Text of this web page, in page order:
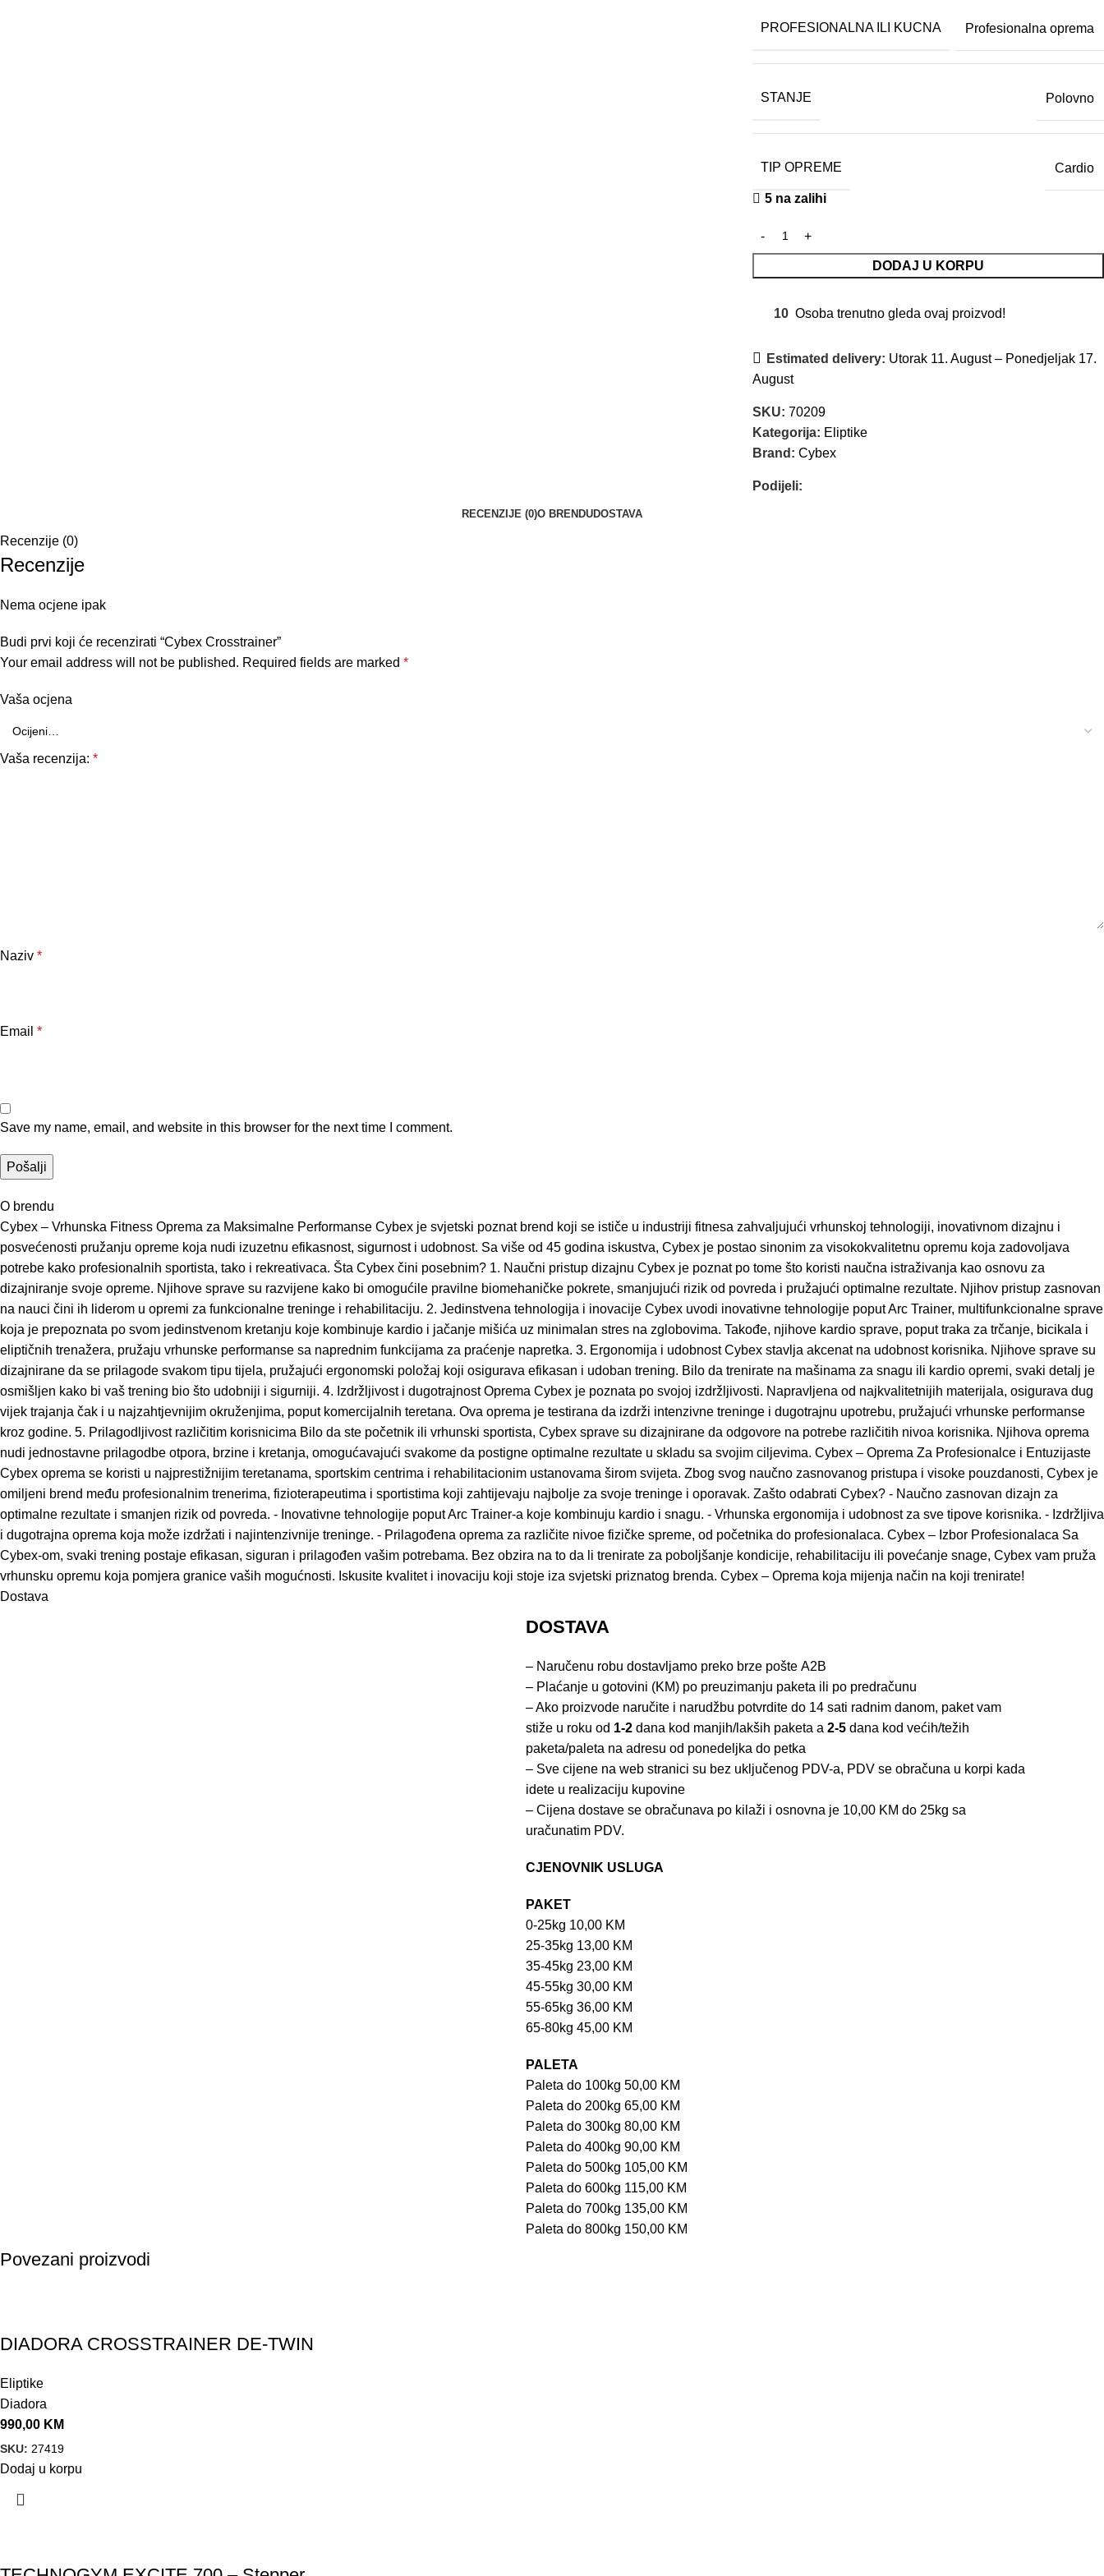
PROFESIONALNA ILI KUCNA Profesionalna oprema
STANJE Polovno
TIP OPREME Cardio
5 na zalihi
DODAJ U KORPU
10 Osoba trenutno gleda ovaj proizvod!
Estimated delivery: Utorak 11. August – Ponedjeljak 17.
August
SKU: 70209
Kategorija: Eliptike
Brand: Cybex
Podijeli:
RECENZIJE (0)O BRENDUDOSTAVA
Recenzije (0)
Recenzije
Nema ocjene ipak
Budi prvi koji će recenzirati “Cybex Crosstrainer”
Your email address will not be published. Required fields are marked *
Vaša ocjena
Vaša recenzija: *
Naziv *
Email *
Save my name, email, and website in this browser for the next time I comment.
O brendu
Cybex – Vrhunska Fitness Oprema za Maksimalne Performanse Cybex je svjetski poznat brend koji se ističe u industriji fitnesa zahvaljujući vrhunskoj tehnologiji, inovativnom dizajnu i
posvećenosti pružanju opreme koja nudi izuzetnu efikasnost, sigurnost i udobnost. Sa više od 45 godina iskustva, Cybex je postao sinonim za visokokvalitetnu opremu koja zadovoljava
potrebe kako profesionalnih sportista, tako i rekreativaca. Šta Cybex čini posebnim? 1. Naučni pristup dizajnu Cybex je poznat po tome što koristi naučna istraživanja kao osnovu za
dizajniranje svoje opreme. Njihove sprave su razvijene kako bi omogućile pravilne biomehaničke pokrete, smanjujući rizik od povreda i pružajući optimalne rezultate. Njihov pristup zasnovan
na nauci čini ih liderom u opremi za funkcionalne treninge i rehabilitaciju. 2. Jedinstvena tehnologija i inovacije Cybex uvodi inovativne tehnologije poput Arc Trainer, multifunkcionalne sprave
koja je prepoznata po svom jedinstvenom kretanju koje kombinuje kardio i jačanje mišića uz minimalan stres na zglobovima. Takođe, njihove kardio sprave, poput traka za trčanje, bicikala i
eliptičnih trenažera, pružaju vrhunske performanse sa naprednim funkcijama za praćenje napretka. 3. Ergonomija i udobnost Cybex stavlja akcenat na udobnost korisnika. Njihove sprave su
dizajnirane da se prilagode svakom tipu tijela, pružajući ergonomski položaj koji osigurava efikasan i udoban trening. Bilo da trenirate na mašinama za snagu ili kardio opremi, svaki detalj je
osmišljen kako bi vaš trening bio što udobniji i sigurniji. 4. Izdržljivost i dugotrajnost Oprema Cybex je poznata po svojoj izdržljivosti. Napravljena od najkvalitetnijih materijala, osigurava dug
vijek trajanja čak i u najzahtjevnijim okruženjima, poput komercijalnih teretana. Ova oprema je testirana da izdrži intenzivne treninge i dugotrajnu upotrebu, pružajući vrhunske performanse
kroz godine. 5. Prilagodljivost različitim korisnicima Bilo da ste početnik ili vrhunski sportista, Cybex sprave su dizajnirane da odgovore na potrebe različitih nivoa korisnika. Njihova oprema
nudi jednostavne prilagodbe otpora, brzine i kretanja, omogućavajući svakome da postigne optimalne rezultate u skladu sa svojim ciljevima. Cybex – Oprema Za Profesionalce i Entuzijaste
Cybex oprema se koristi u najprestižnijim teretanama, sportskim centrima i rehabilitacionim ustanovama širom svijeta. Zbog svog naučno zasnovanog pristupa i visoke pouzdanosti, Cybex je
omiljeni brend među profesionalnim trenerima, fizioterapeutima i sportistima koji zahtijevaju najbolje za svoje treninge i oporavak. Zašto odabrati Cybex? - Naučno zasnovan dizajn za
optimalne rezultate i smanjen rizik od povreda. - Inovativne tehnologije poput Arc Trainer-a koje kombinuju kardio i snagu. - Vrhunska ergonomija i udobnost za sve tipove korisnika. - Izdržljiva
i dugotrajna oprema koja može izdržati i najintenzivnije treninge. - Prilagođena oprema za različite nivoe fizičke spreme, od početnika do profesionalaca. Cybex – Izbor Profesionalaca Sa
Cybex-om, svaki trening postaje efikasan, siguran i prilagođen vašim potrebama. Bez obzira na to da li trenirate za poboljšanje kondicije, rehabilitaciju ili povećanje snage, Cybex vam pruža
vrhunsku opremu koja pomjera granice vaših mogućnosti. Iskusite kvalitet i inovaciju koji stoje iza svjetski priznatog brenda. Cybex – Oprema koja mijenja način na koji trenirate!
Dostava
DOSTAVA
– Naručenu robu dostavljamo preko brze pošte A2B
– Plaćanje u gotovini (KM) po preuzimanju paketa ili po predračunu
– Ako proizvode naručite i narudžbu potvrdite do 14 sati radnim danom, paket vam
stiže u roku od 1-2 dana kod manjih/lakših paketa a 2-5 dana kod većih/težih
paketa/paleta na adresu od ponedeljka do petka
– Sve cijene na web stranici su bez uključenog PDV-a, PDV se obračuna u korpi kada
idete u realizaciju kupovine
– Cijena dostave se obračunava po kilaži i osnovna je 10,00 KM do 25kg sa
uračunatim PDV.
CJENOVNIK USLUGA
PAKET
0-25kg 10,00 KM
25-35kg 13,00 KM
35-45kg 23,00 KM
45-55kg 30,00 KM
55-65kg 36,00 KM
65-80kg 45,00 KM
PALETA
Paleta do 100kg 50,00 KM
Paleta do 200kg 65,00 KM
Paleta do 300kg 80,00 KM
Paleta do 400kg 90,00 KM
Paleta do 500kg 105,00 KM
Paleta do 600kg 115,00 KM
Paleta do 700kg 135,00 KM
Paleta do 800kg 150,00 KM
Povezani proizvodi
DIADORA CROSSTRAINER DE-TWIN
Eliptike
Diadora
990,00 KM
SKU: 27419
Dodaj u korpu